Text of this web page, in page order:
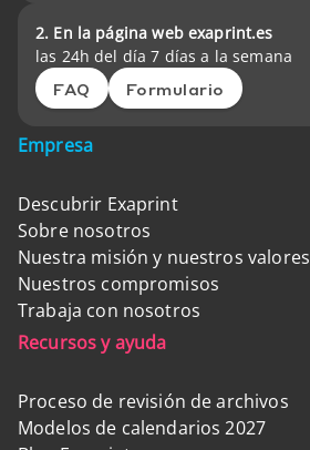
2. En la página web exaprint.es
las 24h del día 7 días a la semana
FAQ Formulario
Empresa
Descubrir Exaprint
Sobre nosotros
Nuestra misión y nuestros valores
Nuestros compromisos
Trabaja con nosotros
Recursos y ayuda
Proceso de revisión de archivos
Modelos de calendarios 2027